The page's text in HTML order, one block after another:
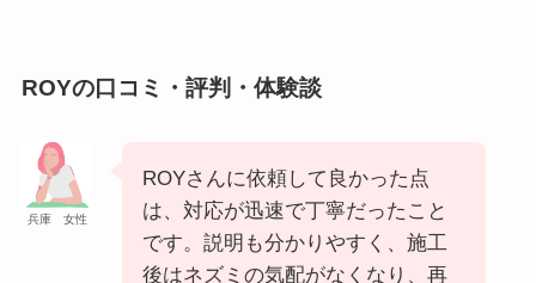
ROYの口コミ・評判・体験談
兵庫 女性
ROYさんに依頼して良かった点
は、対応が迅速で丁寧だったこと
です。説明も分かりやすく、施工
後はネズミの気配がなくなり、再